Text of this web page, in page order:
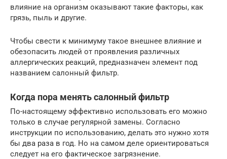
влияние на организм оказывают такие факторы, как
грязь, пыль и другие.
Чтобы свести к минимуму такое внешнее влияние и
обезопасить людей от проявления различных
аллергических реакций, предназначен элемент под
названием салонный фильтр.
Когда пора менять салонный фильтр
По-настоящему эффективно использовать его можно
только в случае регулярной замены. Согласно
инструкции по использованию, делать это нужно хотя
бы два раза в год. Но на самом деле ориентироваться
следует на его фактическое загрязнение.